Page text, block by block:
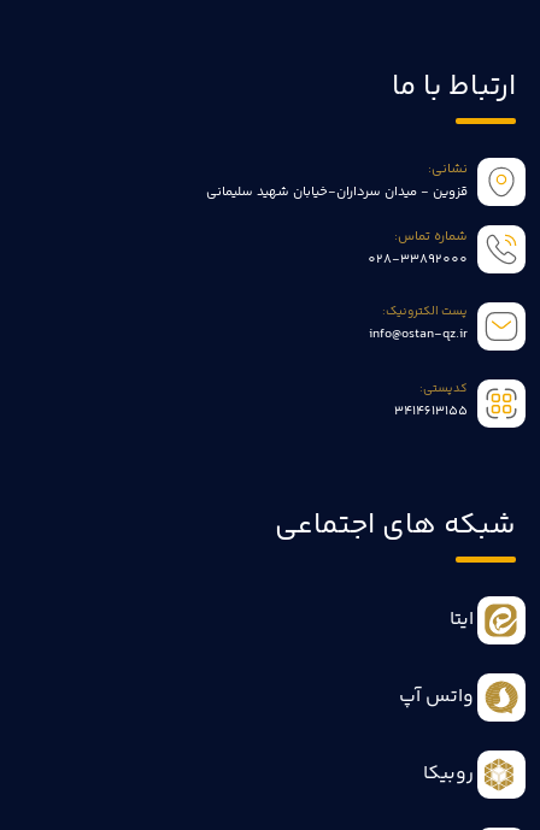
ارتباط با ما
نشانی:
قزوین - میدان سرداران-خیابان شهید سلیمانی
شماره تماس:
028-33892000
پست الکترونیک:
info@ostan-qz.ir
کدپستی:
3414613155
شبکه های اجتماعی
ایتا
واتس آپ
روبیکا